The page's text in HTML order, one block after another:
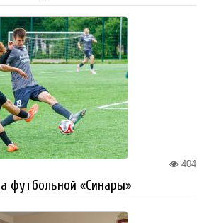
404
футбольной «Синары»